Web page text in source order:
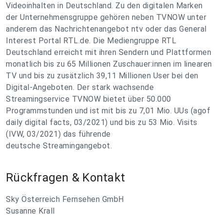
Videoinhalten in Deutschland. Zu den digitalen Marken
der Unternehmensgruppe gehören neben TVNOW unter
anderem das Nachrichtenangebot ntv oder das General
Interest Portal RTL.de. Die Mediengruppe RTL
Deutschland erreicht mit ihren Sendern und Plattformen
monatlich bis zu 65 Millionen Zuschauer:innen im linearen
TV und bis zu zusätzlich 39,11 Millionen User bei den
Digital-Angeboten. Der stark wachsende
Streamingservice TVNOW bietet über 50.000
Programmstunden und ist mit bis zu 7,01 Mio. UUs (agof
daily digital facts, 03/2021) und bis zu 53 Mio. Visits
(IVW, 03/2021) das führende
deutsche Streamingangebot.
Rückfragen & Kontakt
Sky Österreich Fernsehen GmbH
Susanne Krall